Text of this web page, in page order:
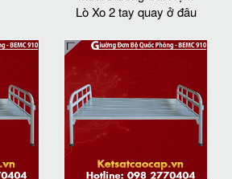
Lò Xo 2 tay quay ở đâu